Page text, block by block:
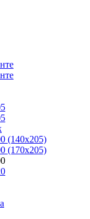
(140х205)
(170х205)